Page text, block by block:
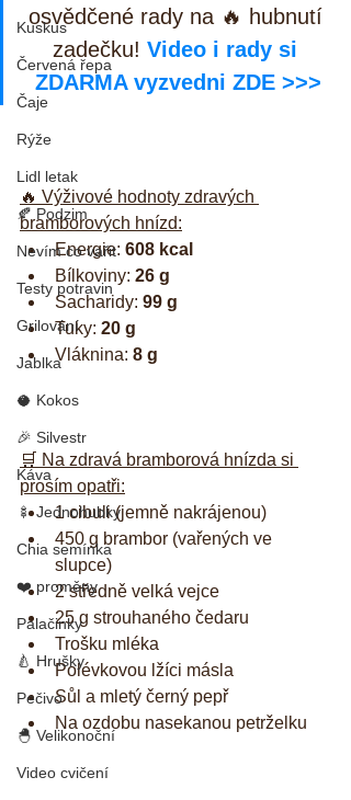
Kuskus
Červená řepa
Čaje
Rýže
Lidl letak
🍂 Podzim
Nevím co vařit
Testy potravin
Grilování
Jablka
🥥 Kokos
🎉 Silvestr
Káva
🍢 Jednohubky
Chia semínka
❤️ proměny
Palačinky
🍐 Hrušky
Pečivo
🐣 Velikonoční
Video cvičení
osvědčené rady na 🔥 hubnutí
zadečku! Video i rady si
ZDARMA vyzvedni ZDE >>>
🔥 Výživové hodnoty zdravých
bramborových hnízd:
Energie: 608 kcal
Bílkoviny: 26 g
Sacharidy: 99 g
Tuky: 20 g
Vláknina: 8 g
🛒 Na zdravá bramborová hnízda si
prosím opatři:
1 cibuli (jemně nakrájenou)
450 g brambor (vařených ve
slupce)
2 středně velká vejce
25 g strouhaného čedaru
Trošku mléka
Polévkovou lžíci másla
Sůl a mletý černý pepř
Na ozdobu nasekanou petrželku